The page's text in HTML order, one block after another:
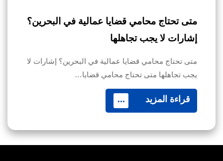
متى تحتاج محامي قضايا عمالية في البحرين؟
إشارات لا يجب تجاهلها
متى تحتاج محامي قضايا عمالية في البحرين؟ إشارات لا
يجب تجاهلها متى تحتاج محامي قضايا…
قراءة المزيد ...